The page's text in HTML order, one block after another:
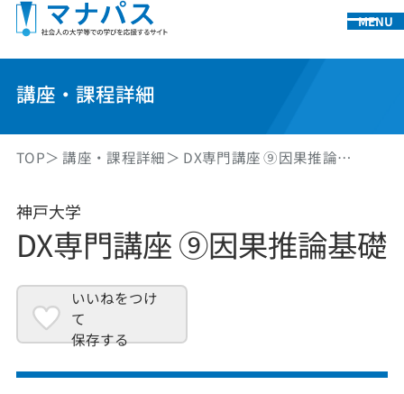
MENU
講座・課程詳細
TOP 講座・課程詳細 DX専門講座 ⑨因果推論…
神戸大学
DX専門講座 ⑨因果推論基礎
いいねをつけ
て
保存する